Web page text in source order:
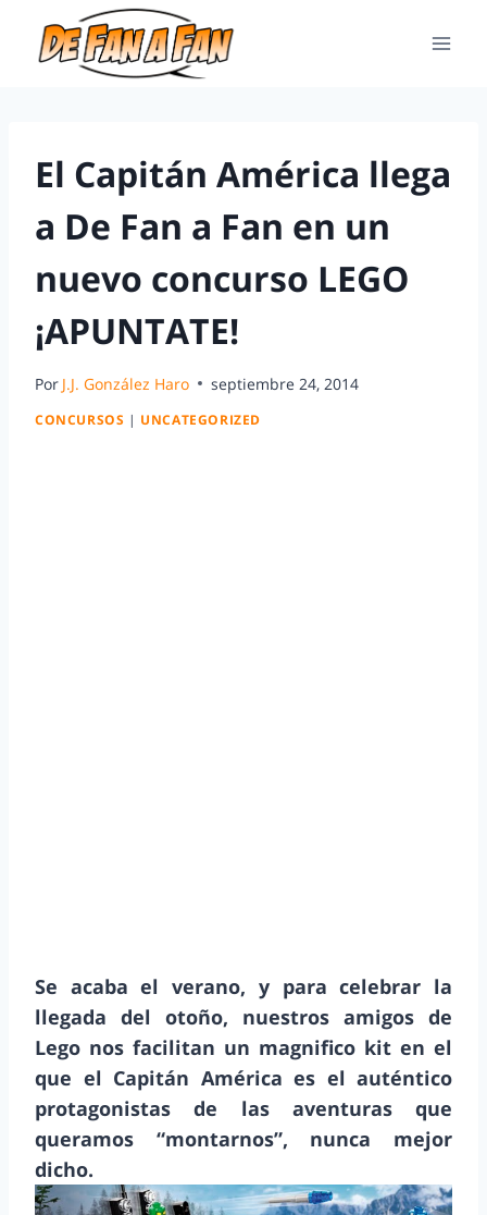
El Capitán América llega
a De Fan a Fan en un
nuevo concurso LEGO
¡APUNTATE!
Por J.J. González Haro septiembre 24, 2014
CONCURSOS | UNCATEGORIZED
Se acaba el verano, y para celebrar la
llegada del otoño, nuestros amigos de
Lego nos facilitan un magnifico kit en el
que el Capitán América es el auténtico
protagonistas de las aventuras que
queramos “montarnos”, nunca mejor
dicho.